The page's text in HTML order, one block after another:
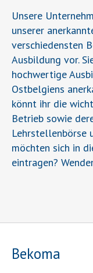
Unsere
unserer
verschiedensten
Ausbildung vor.
hochwertige
Ostbelgiens
könnt ihr die
Betrieb sowie
Lehrstellenbörse
möchten sich in
eintragen?
Bekoma